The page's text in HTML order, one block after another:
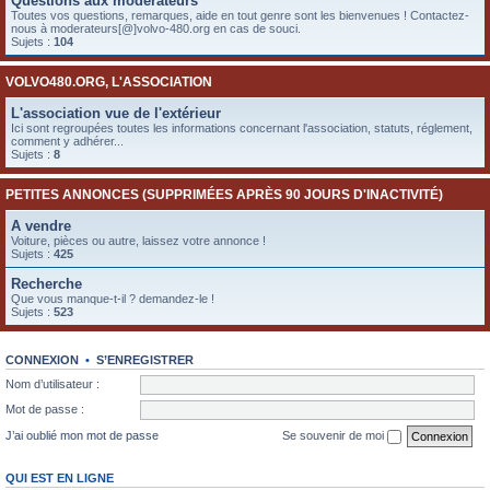
Toutes vos questions, remarques, aide en tout genre sont les bienvenues ! Contactez-
nous à moderateurs[@]volvo-480.org en cas de souci.
Sujets : 104
VOLVO480.ORG, L'ASSOCIATION
L'association vue de l'extérieur
Ici sont regroupées toutes les informations concernant l'association, statuts, réglement,
comment y adhérer...
Sujets : 8
PETITES ANNONCES (SUPPRIMÉES APRÈS 90 JOURS D'INACTIVITÉ)
A vendre
Voiture, pièces ou autre, laissez votre annonce !
Sujets : 425
Recherche
Que vous manque-t-il ? demandez-le !
Sujets : 523
CONNEXION • S’ENREGISTRER
Nom d’utilisateur :
Mot de passe :
J’ai oublié mon mot de passe
Se souvenir de moi
QUI EST EN LIGNE